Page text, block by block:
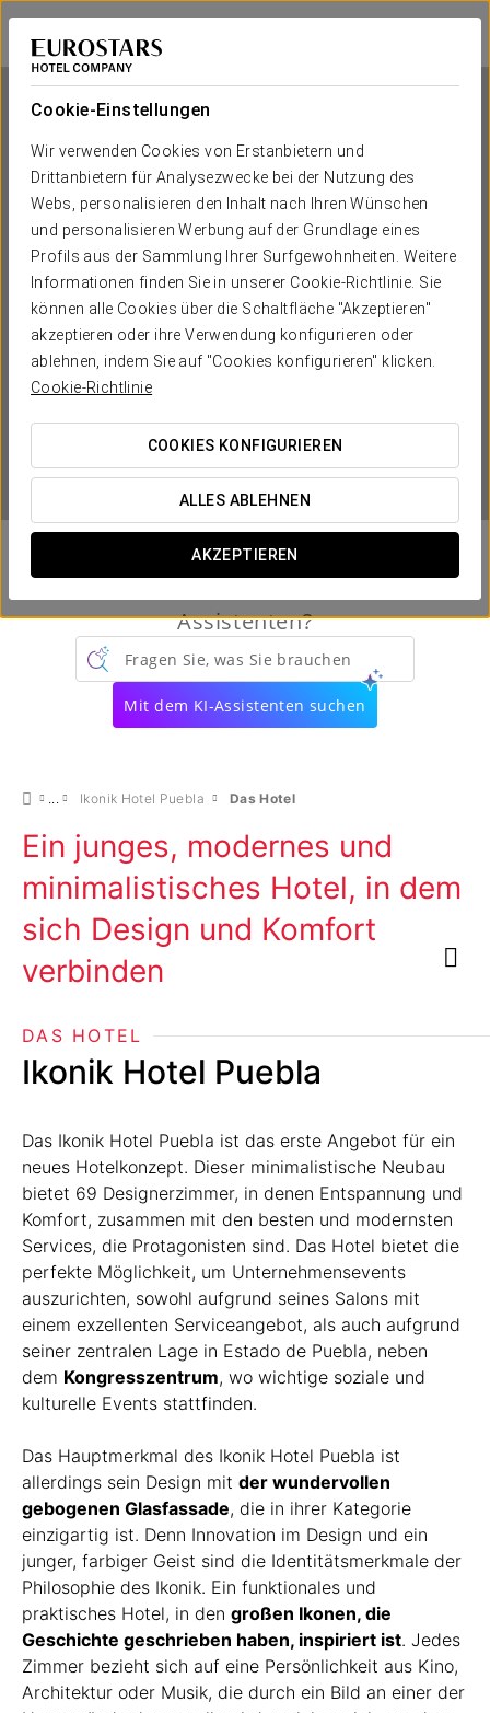
Cookie-Einstellungen
Wir verwenden Cookies von Erstanbietern und
Drittanbietern für Analysezwecke bei der Nutzung des
Webs, personalisieren den Inhalt nach Ihren Wünschen
und personalisieren Werbung auf der Grundlage eines
Profils aus der Sammlung Ihrer Surfgewohnheiten. Weitere
Informationen finden Sie in unserer Cookie-Richtlinie. Sie
können alle Cookies über die Schaltfläche "Akzeptieren"
akzeptieren oder ihre Verwendung konfigurieren oder
ablehnen, indem Sie auf "Cookies konfigurieren" klicken.
Cookie-Richtlinie
COOKIES KONFIGURIEREN
ALLES ABLEHNEN
AKZEPTIEREN
Ikonik Hotel Puebla
PUEBLA
Ikonik Hotel Puebla
PUEBLA
WANN MÖCHTEN SIE REISEN?
 
Assistenten?
Fragen Sie, was Sie brauchen
Mit dem KI-Assistenten suchen
Ikonik Hotel Puebla Das Hotel
Ein junges, modernes und
minimalistisches Hotel, in dem
sich Design und Komfort
verbinden
DAS HOTEL
Ikonik Hotel Puebla
Das Ikonik Hotel Puebla ist das erste Angebot für ein
neues Hotelkonzept. Dieser minimalistische Neubau
bietet 69 Designerzimmer, in denen Entspannung und
Komfort, zusammen mit den besten und modernsten
Services, die Protagonisten sind. Das Hotel bietet die
perfekte Möglichkeit, um Unternehmensevents
auszurichten, sowohl aufgrund seines Salons mit
einem exzellenten Serviceangebot, als auch aufgrund
seiner zentralen Lage in Estado de Puebla, neben
dem Kongresszentrum, wo wichtige soziale und
kulturelle Events stattfinden.
Das Hauptmerkmal des Ikonik Hotel Puebla ist
allerdings sein Design mit der wundervollen
gebogenen Glasfassade, die in ihrer Kategorie
einzigartig ist. Denn Innovation im Design und ein
junger, farbiger Geist sind die Identitätsmerkmale der
Philosophie des Ikonik. Ein funktionales und
praktisches Hotel, in den großen Ikonen, die
Geschichte geschrieben haben, inspiriert ist. Jedes
Zimmer bezieht sich auf eine Persönlichkeit aus Kino,
Architektur oder Musik, die durch ein Bild an einer der